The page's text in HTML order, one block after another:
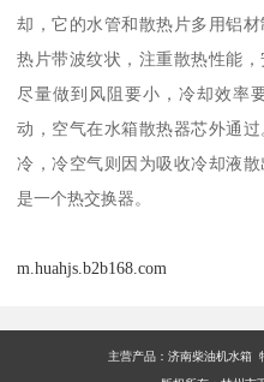
却，它的水管和散热片多用铝
热片带波纹状，注重散热性能
尽量做到风阻要小，冷却效率
动，空气在水箱散热器芯外通
冷，冷空气则因为吸收冷却液
是一个热交换器。
m.huahjs.b2b168.com
主营产品： 济南柴油机水箱